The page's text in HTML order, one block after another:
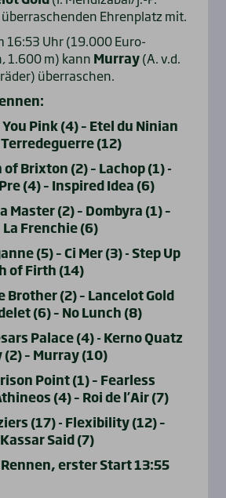
Ehrenplatz mit.
16:53 Uhr (19.000 Euro-
1.600 m) kann Murray(A. v.d.
überraschen.
Pink (4) – Etel du Ninian
Terredeguerre (12)
Brixton (2) – Lachop (1) -
(4) – Inspired Idea (6)
Master (2) – Dombyra (1) –
La Frenchie (6)
(5) – Ci Mer (3) - Step Up
of Firth (14)
Brother (2) – Lancelot Gold
(6) – No Lunch (8)
Palace (4) - Kerno Quatz
(2) – Murray (10)
Point (1) – Fearless
(4) – Roi de l’Air (7)
(17) - Flexibility (12) –
Said (7)
erster Start 13:55